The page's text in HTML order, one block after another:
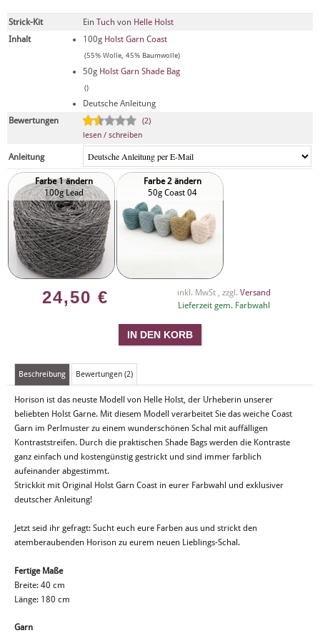
Strick-Kit Ein Tuch von Helle Holst
Inhalt
100g Holst Garn Coast
(55% Wolle, 45% Baumwolle)
50g Holst Garn Shade Bag
()
Deutsche Anleitung
Bewertungen
(2)
lesen / schreiben
Anleitung
Farbe 1 ändern
100g Lead
Farbe 2 ändern
50g Coast 04
24,50 € inkl. MwSt , zzgl. Versand
Lieferzeit gem. Farbwahl
Beschreibung Bewertungen (2)
Horison ist das neuste Modell von Helle Holst, der Urheberin unserer
beliebten Holst Garne. Mit diesem Modell verarbeitet Sie das weiche Coast
Garn im Perlmuster zu einem wunderschönen Schal mit auffälligen
Kontraststreifen. Durch die praktischen Shade Bags werden die Kontraste
ganz einfach und kostengünstig gestrickt und sind immer farblich
aufeinander abgestimmt.
Strickkit mit Original Holst Garn Coast in eurer Farbwahl und exklusiver
deutscher Anleitung!
Jetzt seid ihr gefragt: Sucht euch eure Farben aus und strickt den
atemberaubenden Horison zu eurem neuen Lieblings-Schal.
Fertige Maße
Breite: 40 cm
Länge: 180 cm
Garn